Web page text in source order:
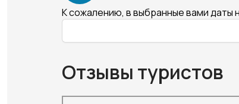
К сожалению, в выбранные вами даты
Отзывы туристов